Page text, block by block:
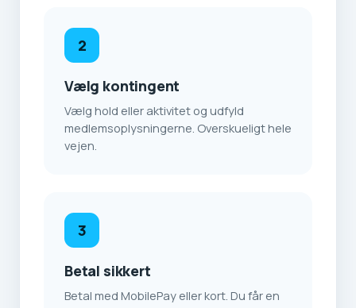
2
Vælg kontingent
Vælg hold eller aktivitet og udfyld
medlemsoplysningerne. Overskueligt hele
vejen.
3
Betal sikkert
Betal med MobilePay eller kort. Du får en